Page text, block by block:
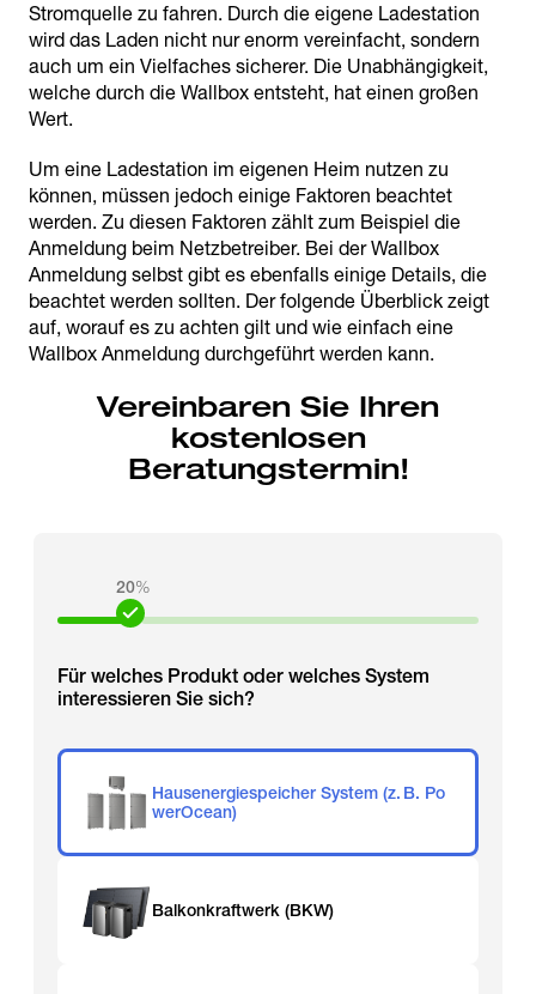
Stromquelle zu fahren. Durch die eigene Ladestation
wird das Laden nicht nur enorm vereinfacht, sondern
auch um ein Vielfaches sicherer. Die Unabhängigkeit,
welche durch die Wallbox entsteht, hat einen großen
Wert.
Um eine Ladestation im eigenen Heim nutzen zu
können, müssen jedoch einige Faktoren beachtet
werden. Zu diesen Faktoren zählt zum Beispiel die
Anmeldung beim Netzbetreiber. Bei der Wallbox
Anmeldung selbst gibt es ebenfalls einige Details, die
beachtet werden sollten. Der folgende Überblick zeigt
auf, worauf es zu achten gilt und wie einfach eine
Wallbox Anmeldung durchgeführt werden kann.
Vereinbaren Sie Ihren
kostenlosen
Beratungstermin!
20%
Für welches Produkt oder welches System
interessieren Sie sich?
Hausenergiespeicher System (z. B. Po
werOcean)
Balkonkraftwerk (BKW)